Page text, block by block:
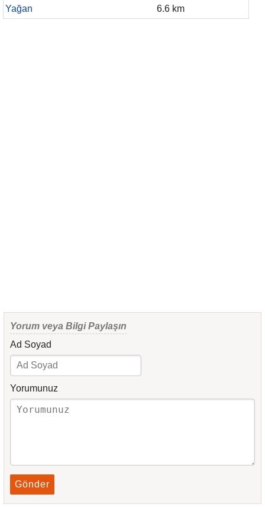
Yağan
6.6 km
Yorum veya Bilgi Paylaşın
Ad Soyad
Yorumunuz
Gönder